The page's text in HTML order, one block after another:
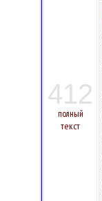
412
полный
текст